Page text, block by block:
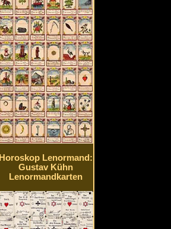
Horoskop Lenormand:
Gustav Kühn
Lenormandkarten